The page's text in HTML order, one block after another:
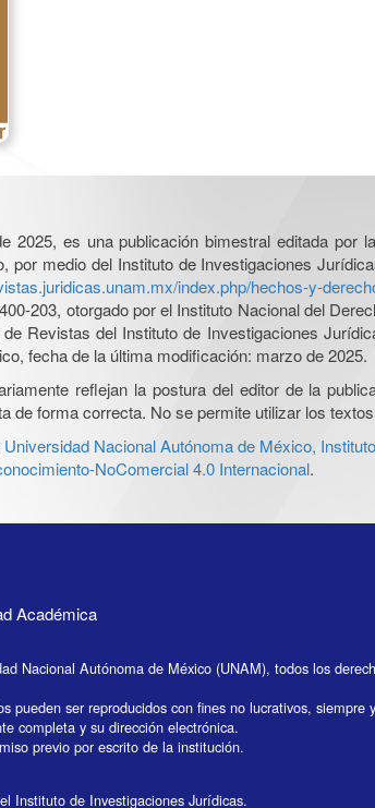
2025, es una publicación bimestral editada por
por medio del Instituto de Investigaciones
index.php/hechos-y-
203, otorgado por el Instituto Nacional del
Revistas del Instituto de Investigaciones
fecha de la última modificación: marzo de 2025.
reflejan la postura del editor de la
de forma correcta. No se permite utilizar los
Universidad Nacional Autónoma de México,
NoComercial 4.0 Internacional.
Académica
Nacional Autónoma de México (UNAM), todos los
pueden ser reproducidos con fines no lucrativos, siempre
completa y su dirección electrónica.
previo por escrito de la institución.
Instituto de Investigaciones Jurídicas.